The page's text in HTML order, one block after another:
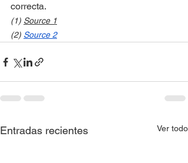
correcta.
(1) Source 1
(2) Source 2
Entradas recientes Ver todo